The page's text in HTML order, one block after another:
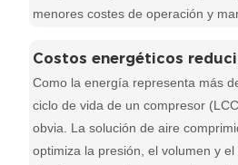
menores costes de operación y
Costos energéticos
Como la energía representa más
ciclo de vida de un compresor
obvia. La solución de aire
optimiza la presión, el volumen y